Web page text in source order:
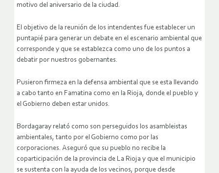
motivo del aniversario de la ciudad.
El objetivo de la reunión de los intendentes fue establecer un
puntapié para generar un debate en el escenario ambiental que
corresponde y que se establezca como uno de los puntos a
debatir por nuestros gobernantes.
Pusieron firmeza en la defensa ambiental que se esta llevando
a cabo tanto en Famatina como en la Rioja, donde el pueblo y
el Gobierno deben estar unidos.
Bordagaray relató como son perseguidos los asambleistas
ambientales, tanto por el Gobierno como por las
corporaciones. Aseguró que su pueblo no recibe la
coparticipación de la provincia de La Rioja y que el municipio
se sustenta con la ayuda de los vecinos, porque desde